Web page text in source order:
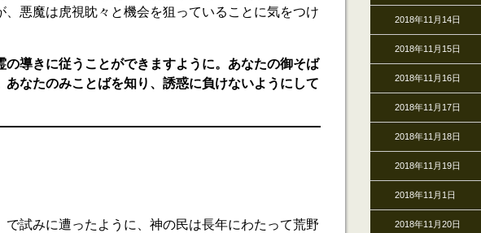
、悪魔は虎視眈々と機会を狙っていることに気をつけ
の導きに従うことができますように。あなたの御そば
あなたのみことばを知り、誘惑に負けないようにして
で試みに遭ったように、神の民は長年にわたって荒野
2018年11月14日
2018年11月15日
2018年11月16日
2018年11月17日
2018年11月18日
2018年11月19日
2018年11月1日
2018年11月20日